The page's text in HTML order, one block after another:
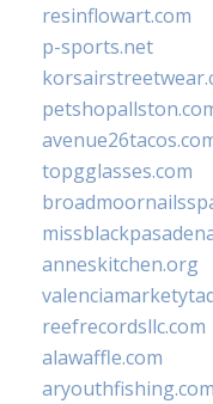
resinflowart.com
p-sports.net
topgglasses.com
anneskitchen.org
reefrecordsllc.com
alawaffle.com
aryouthfishing.com